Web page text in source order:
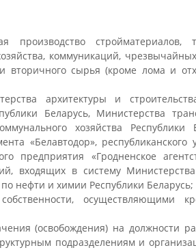
стройматериалов,
коммуникаций,
вторичного сырья (кроме лома и
архитектуры и
Беларусь, Министерства
хозяйства Республики
«Белавтодор», республиканского
предприятия «Гродненское
входящих в систему
по нефти и химии Республики Беларусь;
осуществляющими
(освобождения) на должности
подразделениям и